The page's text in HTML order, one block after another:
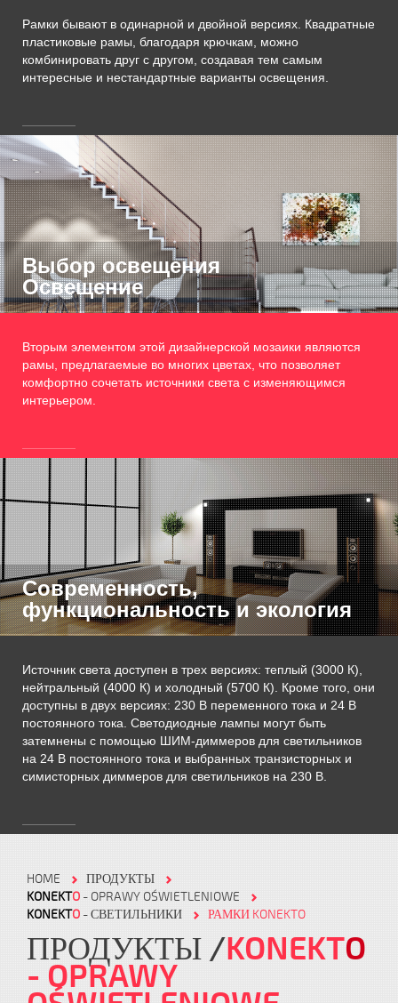
Рамки бывают в одинарной и двойной версиях. Квадратные
пластиковые рамы, благодаря крючкам, можно
комбинировать друг с другом, создавая тем самым
интересные и нестандартные варианты освещения.
Выбор освещения
Освещение
Вторым элементом этой дизайнерской мозаики являются
рамы, предлагаемые во многих цветах, что позволяет
комфортно сочетать источники света с изменяющимся
интерьером.
Современность,
функциональность и экология
Источник света доступен в трех версиях: теплый (3000 К),
нейтральный (4000 К) и холодный (5700 К). Кроме того, они
доступны в двух версиях: 230 В переменного тока и 24 В
постоянного тока. Светодиодные лампы могут быть
затемнены с помощью ШИМ-диммеров для светильников
на 24 В постоянного тока и выбранных транзисторных и
симисторных диммеров для светильников на 230 В.
HOME
ПРОДУКТЫ
KONEKTO - OPRAWY OŚWIETLENIOWE
KONEKTO - СВЕТИЛЬНИКИ РАМКИ KONEKTO
ПРОДУКТЫ KONEKTO
- OPRAWY